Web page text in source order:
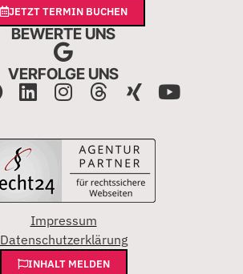
JETZT TERMIN BUCHEN
BEWERTE UNS
VERFOLGE UNS
Impressum
Datenschutzerklärung
INHALT MELDEN